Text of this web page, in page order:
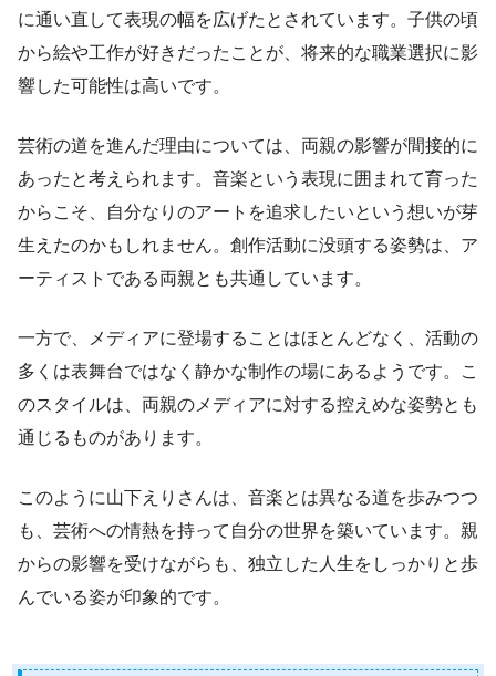
に通い直して表現の幅を広げたとされています。子供の頃
から絵や工作が好きだったことが、将来的な職業選択に影
響した可能性は高いです。
芸術の道を進んだ理由については、両親の影響が間接的に
あったと考えられます。音楽という表現に囲まれて育った
からこそ、自分なりのアートを追求したいという想いが芽
生えたのかもしれません。創作活動に没頭する姿勢は、ア
ーティストである両親とも共通しています。
一方で、メディアに登場することはほとんどなく、活動の
多くは表舞台ではなく静かな制作の場にあるようです。こ
のスタイルは、両親のメディアに対する控えめな姿勢とも
通じるものがあります。
このように山下えりさんは、音楽とは異なる道を歩みつつ
も、芸術への情熱を持って自分の世界を築いています。親
からの影響を受けながらも、独立した人生をしっかりと歩
んでいる姿が印象的です。